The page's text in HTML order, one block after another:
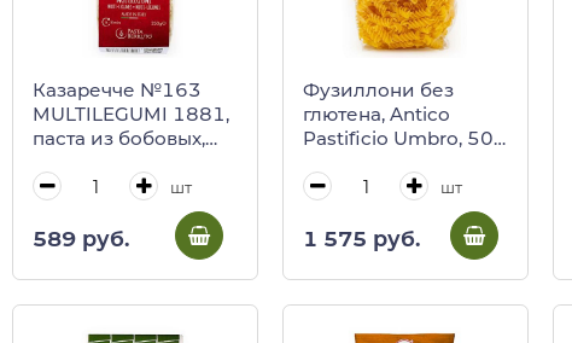
Казаречче №163
MULTILEGUMI 1881,
паста из бобовых,
шт
589 руб.
Фузиллони без
глютена, Antico
Pastificio Umbro, 500
шт
1 575 руб.